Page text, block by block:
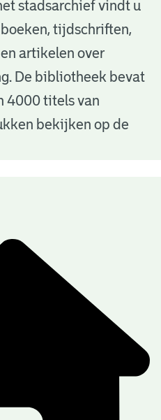
stadsarchief vindt u
tijdschriften,
artikelen over
De bibliotheek bevat
4000 titels van
bekijken op de